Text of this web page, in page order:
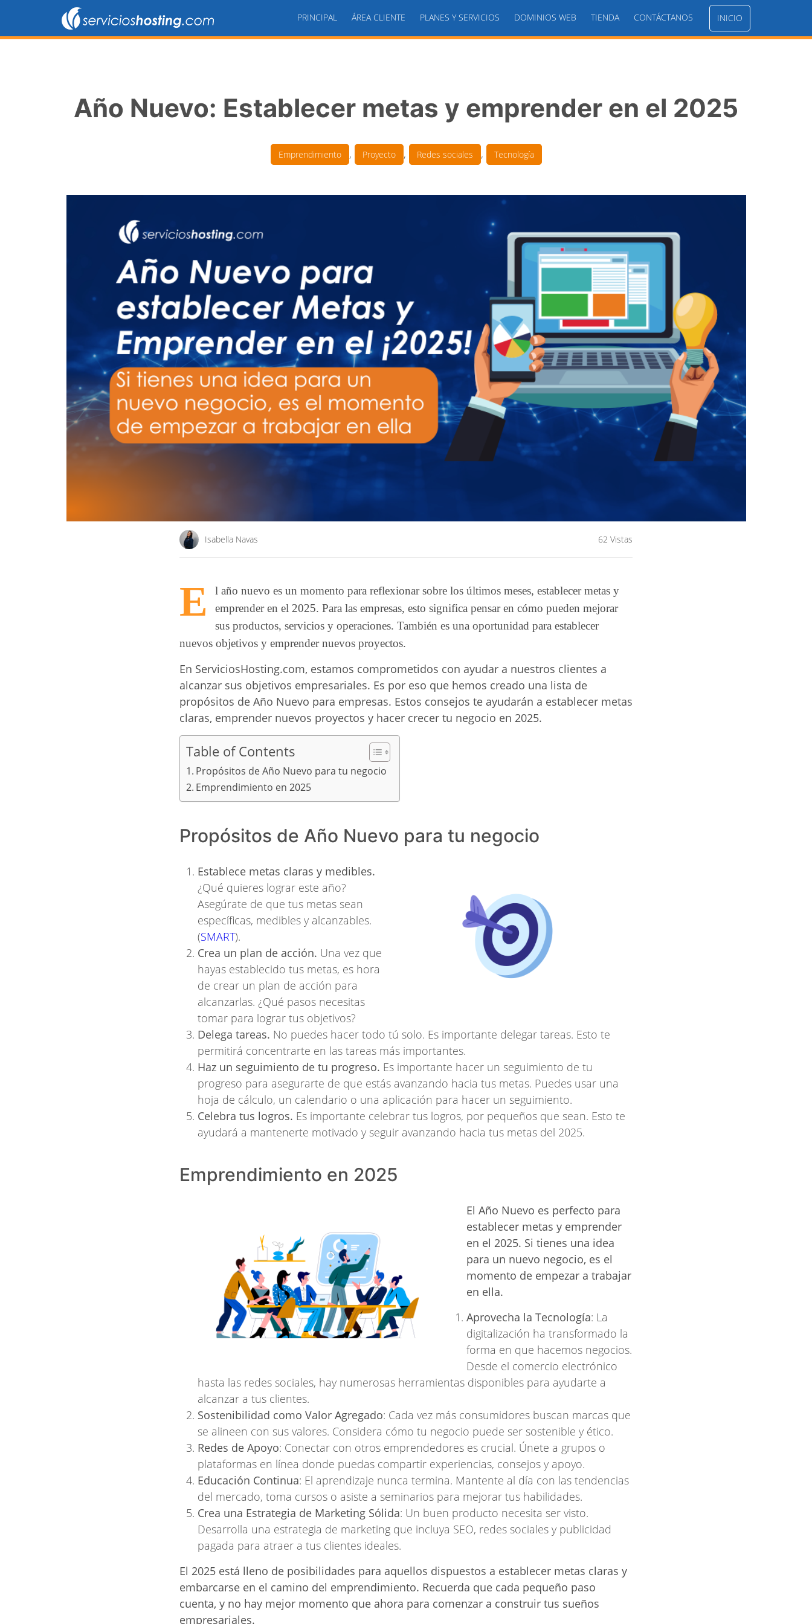
PRINCIPAL ÁREA CLIENTE PLANES Y SERVICIOS DOMINIOS WEB TIENDA CONTÁCTANOS INICIO
Año Nuevo: Establecer metas y emprender en el 2025
Emprendimiento , Proyecto , Redes sociales , Tecnología
Isabella Navas 62 Vistas
E
l año nuevo es un momento para reflexionar sobre los últimos meses, establecer metas y
emprender en el 2025. Para las empresas, esto significa pensar en cómo pueden mejorar
sus productos, servicios y operaciones. También es una oportunidad para establecer
nuevos objetivos y emprender nuevos proyectos.
En ServiciosHosting.com, estamos comprometidos con ayudar a nuestros clientes a
alcanzar sus objetivos empresariales. Es por eso que hemos creado una lista de
propósitos de Año Nuevo para empresas. Estos consejos te ayudarán a establecer metas
claras, emprender nuevos proyectos y hacer crecer tu negocio en 2025.
Table of Contents
Propósitos de Año Nuevo para tu negocio
Emprendimiento en 2025
Propósitos de Año Nuevo para tu negocio
Establece metas claras y medibles.
¿Qué quieres lograr este año?
Asegúrate de que tus metas sean
específicas, medibles y alcanzables.
(SMART).
Crea un plan de acción. Una vez que
hayas establecido tus metas, es hora
de crear un plan de acción para
alcanzarlas. ¿Qué pasos necesitas
tomar para lograr tus objetivos?
Delega tareas. No puedes hacer todo tú solo. Es importante delegar tareas. Esto te
permitirá concentrarte en las tareas más importantes.
Haz un seguimiento de tu progreso. Es importante hacer un seguimiento de tu
progreso para asegurarte de que estás avanzando hacia tus metas. Puedes usar una
hoja de cálculo, un calendario o una aplicación para hacer un seguimiento.
Celebra tus logros. Es importante celebrar tus logros, por pequeños que sean. Esto te
ayudará a mantenerte motivado y seguir avanzando hacia tus metas del 2025.
Emprendimiento en 2025
El Año Nuevo es perfecto para
establecer metas y emprender
en el 2025. Si tienes una idea
para un nuevo negocio, es el
momento de empezar a trabajar
en ella.
Aprovecha la Tecnología: La
digitalización ha transformado la
forma en que hacemos negocios.
Desde el comercio electrónico
hasta las redes sociales, hay numerosas herramientas disponibles para ayudarte a
alcanzar a tus clientes.
Sostenibilidad como Valor Agregado: Cada vez más consumidores buscan marcas que
se alineen con sus valores. Considera cómo tu negocio puede ser sostenible y ético.
Redes de Apoyo: Conectar con otros emprendedores es crucial. Únete a grupos o
plataformas en línea donde puedas compartir experiencias, consejos y apoyo.
Educación Continua: El aprendizaje nunca termina. Mantente al día con las tendencias
del mercado, toma cursos o asiste a seminarios para mejorar tus habilidades.
Crea una Estrategia de Marketing Sólida: Un buen producto necesita ser visto.
Desarrolla una estrategia de marketing que incluya SEO, redes sociales y publicidad
pagada para atraer a tus clientes ideales.
El 2025 está lleno de posibilidades para aquellos dispuestos a establecer metas claras y
embarcarse en el camino del emprendimiento. Recuerda que cada pequeño paso
cuenta, y no hay mejor momento que ahora para comenzar a construir tus sueños
empresariales.